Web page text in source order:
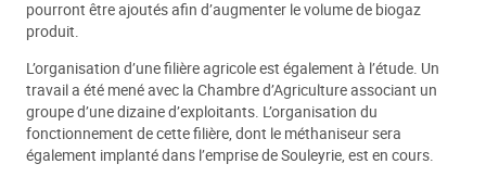
pourront être ajoutés afin d’augmenter le volume de biogaz
produit.
L’organisation d’une filière agricole est également à l’étude. Un
travail a été mené avec la Chambre d’Agriculture associant un
groupe d’une dizaine d’exploitants. L’organisation du
fonctionnement de cette filière, dont le méthaniseur sera
également implanté dans l’emprise de Souleyrie, est en cours.